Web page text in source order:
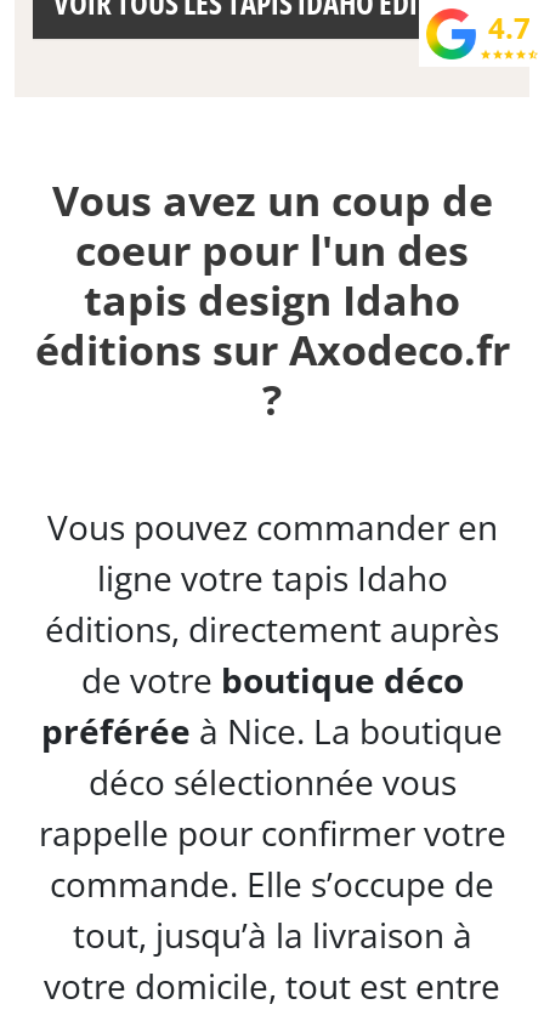
Vous avez un coup de
coeur pour l'un des
tapis design Idaho
éditions sur Axodeco.fr
?
Vous pouvez commander en
ligne votre tapis Idaho
éditions, directement auprès
de votre boutique déco
préférée à Nice. La boutique
déco sélectionnée vous
rappelle pour confirmer votre
commande. Elle s’occupe de
tout, jusqu’à la livraison à
votre domicile, tout est entre
4.7
star starstar star star_half